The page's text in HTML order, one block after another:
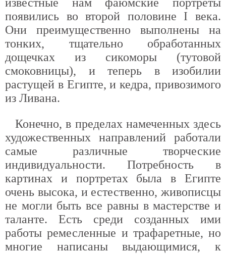
появились во второй половине I века.
Они преимущественно выполнены на
тонких, тщательно обработанных
дощечках из сикоморы (тутовой
смоковницы), и теперь в изобилии
растущей в Египте, и кедра, привозимого
из Ливана.
Конечно, в пределах намеченных здесь
художественных направлений работали
самые различные творческие
индивидуальности. Потребность в
картинах и портретах была в Египте
очень высока, и естественно, живописцы
не могли быть все равны в мастерстве и
таланте. Есть среди созданных ими
работы ремесленные и трафаретные, но
многие написаны выдающимися, к